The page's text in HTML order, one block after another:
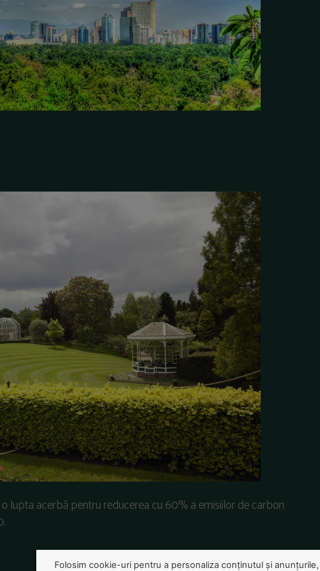
lupta acerbă pentru reducerea cu 60% a emisiilor de carbon
Folosim cookie-uri pentru a personaliza conținutul și anunțurile,